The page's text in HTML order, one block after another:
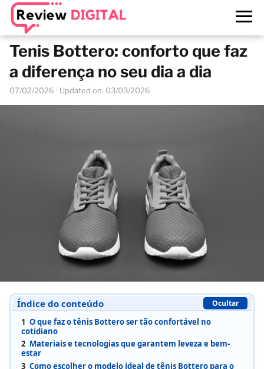
Tenis Bottero: conforto que faz
a diferença no seu dia a dia
07/02/2026 · Updated on: 03/03/2026
Índice do conteúdo Ocultar
1 O que faz o tênis Bottero ser tão confortável no
cotidiano
2 Materiais e tecnologias que garantem leveza e bem-
estar
3 Como escolher o modelo ideal de tênis Bottero para o